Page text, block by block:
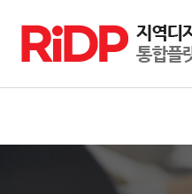
RiDP 지역디자인 통합플랫폼